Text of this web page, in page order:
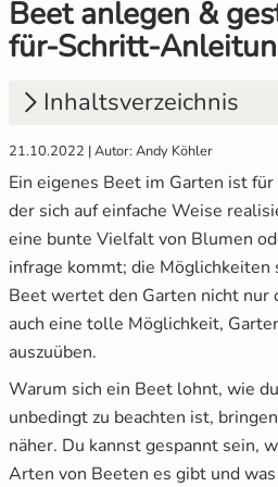
Beet anlegen &
für-Schritt-
Inhaltsverzeichnis
1. Beet anlegen –
2. Die richtige Beetform
Möglichkeiten
3. Einen Pflanzplan
3.1 Der Beetliebe-
5. 2. Das Hügelbeet
6. 3. Das Hochbeet
21.10.2022 | Autor: Andy Köhler
Ein eigenes Beet im Garten ist
der sich auf einfache Weise
eine bunte Vielfalt von Blumen
infrage kommt; die Möglichkeiten
Beet wertet den Garten nicht nur
auch eine tolle Möglichkeit,
auszuüben.
Warum sich ein Beet lohnt, wie
unbedingt zu beachten ist,
näher. Du kannst gespannt sein,
Arten von Beeten es gibt und
Gemüsesamen Set
Gurken
Jalapeno
Knollenfenchel
Kohl
Kohlrabi
Küchenkräuter
Kürbis
Gelbe Tomaten
Gewächshaustomaten
Grüne Tomaten
Italienische Tomaten
Ochsenherztomaten
Orangene Tomaten
Robuste Tomatensorten
Romatomaten
Anzuchtsets
Anzucht Zubehör
Naturkosmetik
Saatgut Adventskalender
Sale %
Wertgutscheine
Aussaat und Anzucht im Dezember
Aussaat und Anzucht im Juli
Aussaat und Anzucht im Juni
Aussaat und Anzucht im Mai